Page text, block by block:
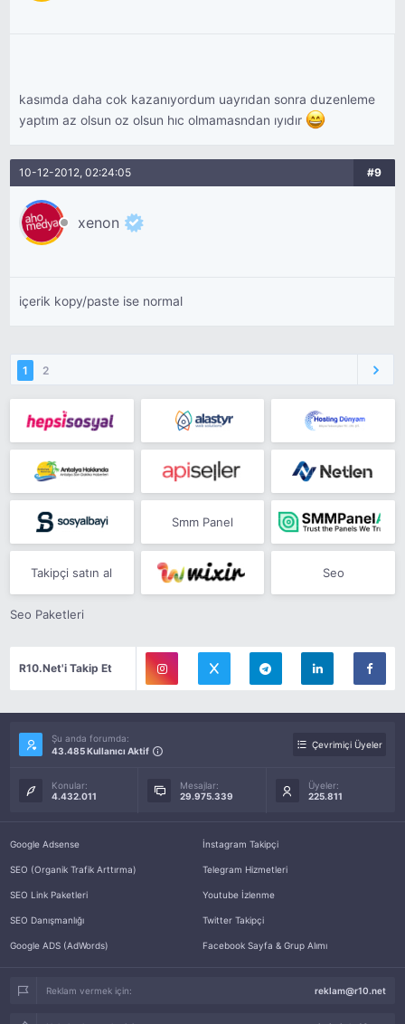
kasımda daha cok kazanıyordum uayrıdan sonra duzenleme
yaptım az olsun oz olsun hıc olmamasndan ıyıdır
10-12-2012, 02:24:05 #9
xenon
içerik kopy/paste ise normal
1 2
Smm Panel
Takipçi satın al Seo
Seo Paketleri
R10.Net'i Takip Et
Şu anda forumda:
43.485 Kullanıcı Aktif
Çevrimiçi Üyeler
Konular:
4.432.011
Mesajlar:
29.975.339
Üyeler:
225.811
Google Adsense
SEO (Organik Trafik Arttırma)
SEO Link Paketleri
SEO Danışmanlığı
Google ADS (AdWords)
İnstagram Takipçi
Telegram Hizmetleri
Youtube İzlenme
Twitter Takipçi
Facebook Sayfa & Grup Alımı
Reklam vermek için: reklam@r10.net